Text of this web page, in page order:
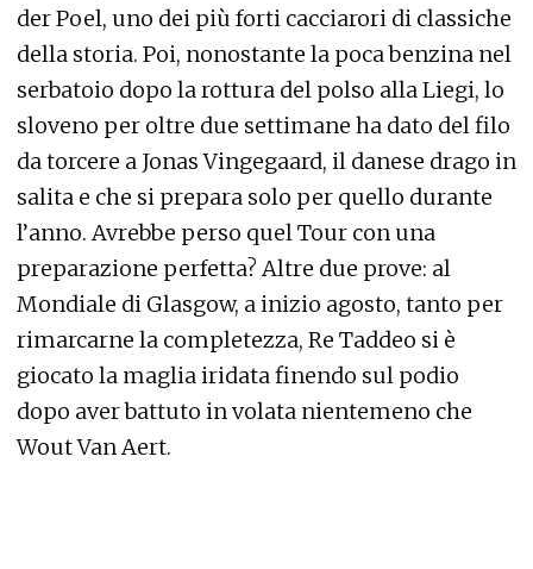
der Poel, uno dei più forti cacciarori di classiche
della storia. Poi, nonostante la poca benzina nel
serbatoio dopo la rottura del polso alla Liegi, lo
sloveno per oltre due settimane ha dato del filo
da torcere a Jonas Vingegaard, il danese drago in
salita e che si prepara solo per quello durante
l’anno. Avrebbe perso quel Tour con una
preparazione perfetta? Altre due prove: al
Mondiale di Glasgow, a inizio agosto, tanto per
rimarcarne la completezza, Re Taddeo si è
giocato la maglia iridata finendo sul podio
dopo aver battuto in volata nientemeno che
Wout Van Aert.